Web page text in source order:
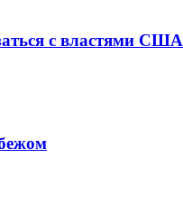
с властями США